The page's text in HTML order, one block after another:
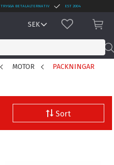
TRYGGA BETALALTERNATIV EST 2004
FAVORITES
MOTOR PACKNINGAR
Sort